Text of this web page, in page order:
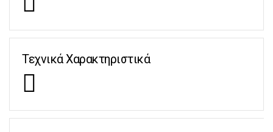
Τεχνικά Χαρακτηριστικά